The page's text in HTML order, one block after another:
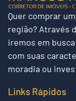
Quer comprar
região? Através
iremos em
com suas
moradia ou
Links Rápidos